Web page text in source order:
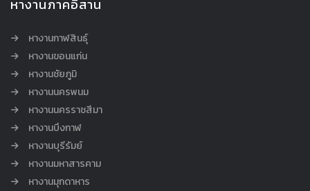
หางานภาคอีสาน
หางานกาฬสินธุ์
หางานขอนแก่น
หางานชัยภูมิ
หางานนครพนม
หางานนครราชสีมา
หางานบึงกาฬ
หางานบุรีรัมย์
หางานมหาสารคาม
หางานมุกดาหาร